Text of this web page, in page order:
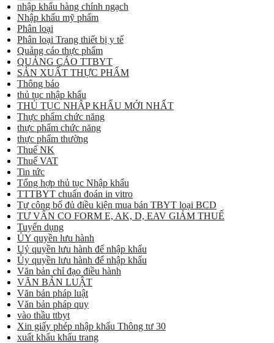
nhập khẩu hàng chính ngạch
Nhập khẩu mỹ phẩm
Phân loại
Phân loại Trang thiết bị y tế
Quảng cáo thực phẩm
QUẢNG CÁO TTBYT
SẢN XUẤT THỰC PHẨM
Thông báo
thủ tục nhập khẩu
THỦ TỤC NHẬP KHẨU MỚI NHẤT
Thực phẩm chức năng
thực phẩm chức năng
thực phẩm thường
Thuế NK
Thuế VAT
Tin tức
Tổng hợp thủ tục Nhập khẩu
TTTBYT chuẩn đoán in vitro
Tự công bố đủ điều kiện mua bán TBYT loại BCD
TƯ VẤN CO FORM E, AK, D, EAV GIẢM THUẾ
Tuyển dụng
ỦY quyền lưu hành
Uỷ quyền lưu hành để nhập khẩu
Ủy quyền lưu hành để nhập khẩu
Văn bản chỉ đạo điều hành
VĂN BẢN LUẬT
Văn bản pháp luật
Văn bản pháp quy
vào thầu ttbyt
Xin giấy phép nhập khẩu Thông tư 30
xuất khẩu khẩu trang